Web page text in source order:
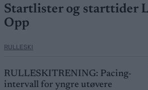
Startlister og starttider
Opp
RULLESKI
RULLESKITRENING: Pacing-
intervall for yngre utøvere